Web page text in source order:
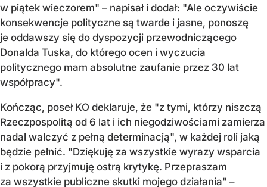
w piątek wieczorem" – napisał i dodał: "Ale oczywiście
konsekwencje polityczne są twarde i jasne, ponoszę
je oddawszy się do dyspozycji przewodniczącego
Donalda Tuska, do którego ocen i wyczucia
politycznego mam absolutne zaufanie przez 30 lat
współpracy".
Kończąc, poseł KO deklaruje, że "z tymi, którzy niszczą
Rzeczpospolitą od 6 lat i ich niegodziwościami zamierza
nadal walczyć z pełną determinacją", w każdej roli jaką
będzie pełnić. "Dziękuję za wszystkie wyrazy wsparcia
i z pokorą przyjmuję ostrą krytykę. Przepraszam
za wszystkie publiczne skutki mojego działania" –